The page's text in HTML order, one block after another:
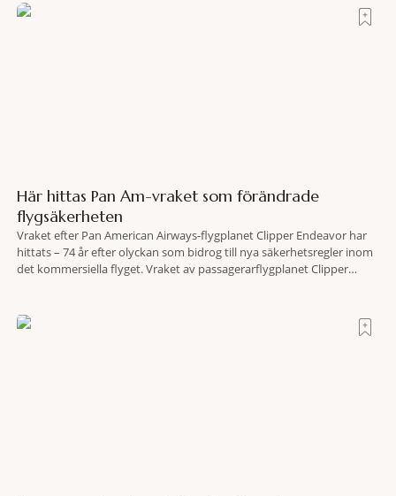
fler människor ska kunna promenera, motionera
Här hittas Pan Am-vraket som förändrade
flygsäkerheten
Vraket efter Pan American Airways-flygplanet Clipper Endeavor har
hittats – 74 år efter olyckan som bidrog till nya säkerhetsregler inom
det kommersiella flyget. Vraket av passagerarflygplanet Clipper
lokaliserades den 2 juni i år med hjälp